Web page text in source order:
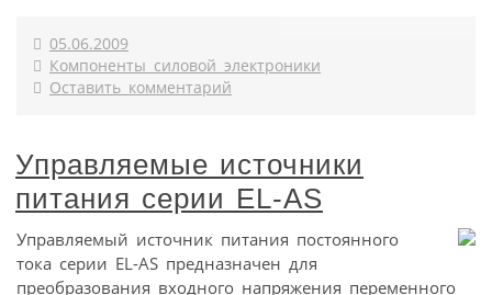
05.06.2009
Компоненты силовой электроники
Оставить комментарий
Управляемые источники
питания серии EL-AS
Управляемый источник питания постоянного
тока серии EL-AS предназначен для
преобразования входного напряжения переменного